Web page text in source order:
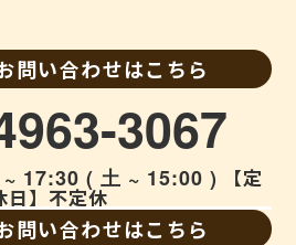
問い合わせはこちら
3067
17:30 ( 土 ~ 15:00 ) 【定
日】不定休
問い合わせはこちら